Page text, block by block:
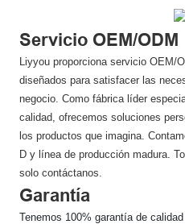
Servicio OEM/ODM
Liyyou proporciona servicio OEM/
diseñados para satisfacer las
negocio. Como fábrica líder
calidad, ofrecemos soluciones
los productos que imagina.
D y línea de producción madura.
solo contáctanos.
Garantía
Tenemos 100% garantía de